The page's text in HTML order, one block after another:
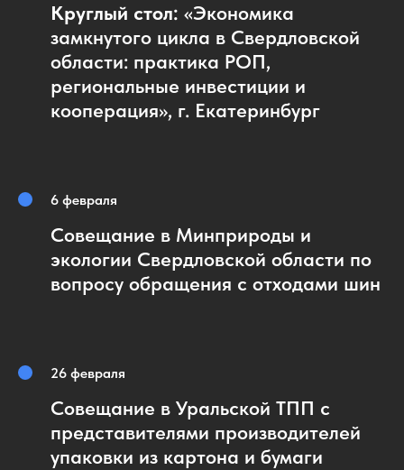
Круглый стол: «Экономика
замкнутого цикла в Свердловской
области: практика РОП,
региональные инвестиции и
кооперация», г. Екатеринбург
6 февраля
Совещание в Минприроды и
экологии Свердловской области по
вопросу обращения с отходами шин
26 февраля
Совещание в Уральской ТПП с
представителями производителей
упаковки из картона и бумаги